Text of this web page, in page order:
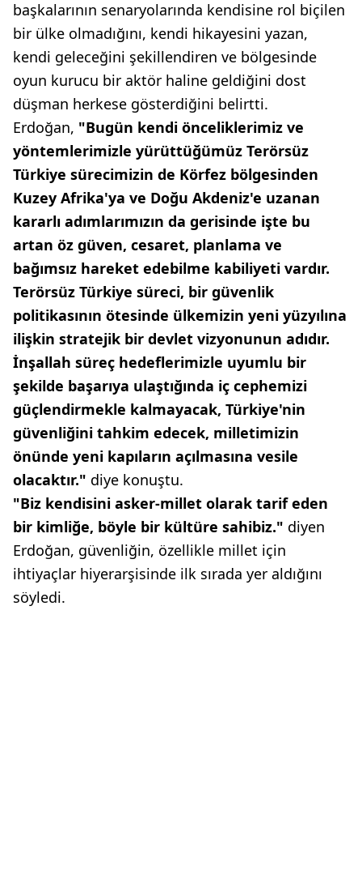
başkalarının senaryolarında kendisine rol biçilen
bir ülke olmadığını, kendi hikayesini yazan,
kendi geleceğini şekillendiren ve bölgesinde
oyun kurucu bir aktör haline geldiğini dost
düşman herkese gösterdiğini belirtti.
Erdoğan, "Bugün kendi önceliklerimiz ve
yöntemlerimizle yürüttüğümüz Terörsüz
Türkiye sürecimizin de Körfez bölgesinden
Kuzey Afrika'ya ve Doğu Akdeniz'e uzanan
kararlı adımlarımızın da gerisinde işte bu
artan öz güven, cesaret, planlama ve
bağımsız hareket edebilme kabiliyeti vardır.
Terörsüz Türkiye süreci, bir güvenlik
politikasının ötesinde ülkemizin yeni yüzyılına
ilişkin stratejik bir devlet vizyonunun adıdır.
İnşallah süreç hedeflerimizle uyumlu bir
şekilde başarıya ulaştığında iç cephemizi
güçlendirmekle kalmayacak, Türkiye'nin
güvenliğini tahkim edecek, milletimizin
önünde yeni kapıların açılmasına vesile
olacaktır." diye konuştu.
"Biz kendisini asker-millet olarak tarif eden
bir kimliğe, böyle bir kültüre sahibiz." diyen
Erdoğan, güvenliğin, özellikle millet için
ihtiyaçlar hiyerarşisinde ilk sırada yer aldığını
söyledi.